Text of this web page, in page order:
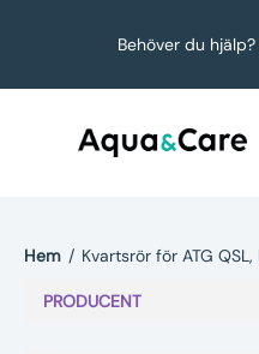
Behöver du hjälp?
Hem / Kvartsrör för ATG
PRODUCENT